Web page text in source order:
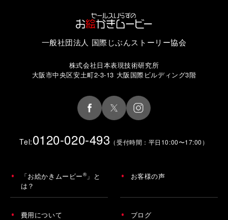
一般社団法人 国際じぶんストーリー協会
株式会社日本表現技術研究所
大阪市中央区安土町2-3-13 大阪国際ビルディング3階
Tel:0120-020-493 （受付時間：平日10:00〜17:00）
「お絵かきムービー® 」と
は？
お客様の声
費用について ブログ